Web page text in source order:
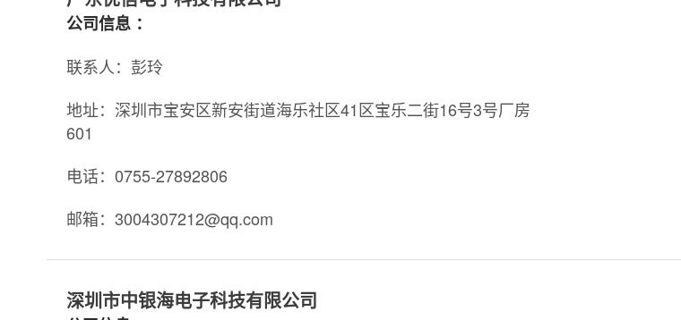
公司信息 ：
联系人：彭玲
地址：深圳市宝安区新安街道海乐社区41区宝乐二街16号3号厂房
601
电话：0755-27892806
邮箱：3004307212@qq.com
深圳市中银海电子科技有限公司